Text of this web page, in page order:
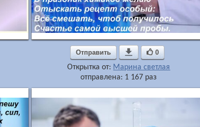
Отправить  0
Открытка от: Марина светлая
отправлена: 1 167 раз